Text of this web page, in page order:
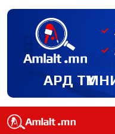
АРД